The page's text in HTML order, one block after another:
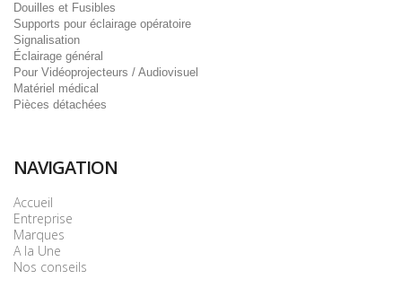
Douilles et Fusibles
Supports pour éclairage opératoire
Signalisation
Éclairage général
Pour Vidéoprojecteurs / Audiovisuel
Matériel médical
Pièces détachées
NAVIGATION
Accueil
Entreprise
Marques
A la Une
Nos conseils